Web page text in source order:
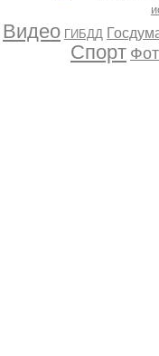
Видео ГИБДД
Спорт